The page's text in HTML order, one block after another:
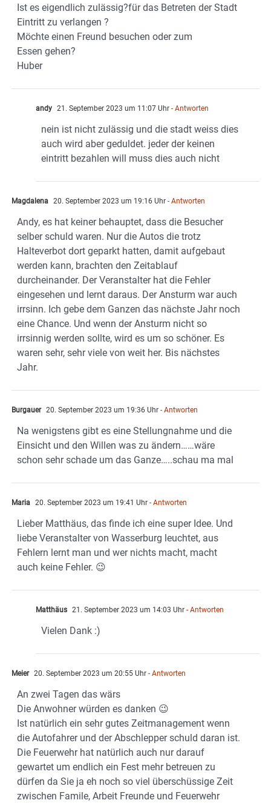
Ist es eigendlich zulässig?für das Betreten der Stadt
Eintritt zu verlangen ?
Möchte einen Freund besuchen oder zum
Essen gehen?
Huber
andy 21. September 2023 um 11:07 Uhr - Antworten
nein ist nicht zulässig und die stadt weiss dies
auch wird aber geduldet. jeder der keinen
eintritt bezahlen will muss dies auch nicht
Magdalena 20. September 2023 um 19:16 Uhr - Antworten
Andy, es hat keiner behauptet, dass die Besucher
selber schuld waren. Nur die Autos die trotz
Halteverbot dort geparkt hatten, damit aufgebaut
werden kann, brachten den Zeitablauf
durcheinander. Der Veranstalter hat die Fehler
eingesehen und lernt daraus. Der Ansturm war auch
irrsinn. Ich gebe dem Ganzen das nächste Jahr noch
eine Chance. Und wenn der Ansturm nicht so
irrsinnig werden sollte, wird es um so schöner. Es
waren sehr, sehr viele von weit her. Bis nächstes
Jahr.
Burgauer 20. September 2023 um 19:36 Uhr - Antworten
Na wenigstens gibt es eine Stellungnahme und die
Einsicht und den Willen was zu ändern……wäre
schon sehr schade um das Ganze…..schau ma mal
Maria 20. September 2023 um 19:41 Uhr - Antworten
Lieber Matthäus, das finde ich eine super Idee. Und
liebe Veranstalter von Wasserburg leuchtet, aus
Fehlern lernt man und wer nichts macht, macht
auch keine Fehler. 😉
Matthäus 21. September 2023 um 14:03 Uhr - Antworten
Vielen Dank :)
Meier 20. September 2023 um 20:55 Uhr - Antworten
An zwei Tagen das wärs
Die Anwohner würden es danken 😉
Ist natürlich ein sehr gutes Zeitmanagement wenn
die Autofahrer und der Abschlepper schuld daran ist.
Die Feuerwehr hat natürlich auch nur darauf
gewartet um endlich ein Fest mehr betreuen zu
dürfen da Sie ja eh noch so viel überschüssige Zeit
zwischen Famile, Arbeit Freunde und Feuerwehr